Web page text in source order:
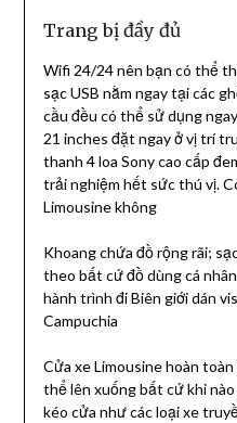
Trang bị đầy đủ
Wifi 24/24 nên bạn có thể
sạc USB nằm ngay tại các
cầu đều có thể sử dụng
21 inches đặt ngay ở vị trí
thanh 4 loa Sony cao cấp
trải nghiệm hết sức thú vị.
Limousine không
Khoang chứa đồ rộng rãi;
theo bất cứ đồ dùng cá
hành trình đi Biên giới dán
Campuchia
Cửa xe Limousine hoàn
thể lên xuống bất cứ khi
kéo cửa như các loại xe